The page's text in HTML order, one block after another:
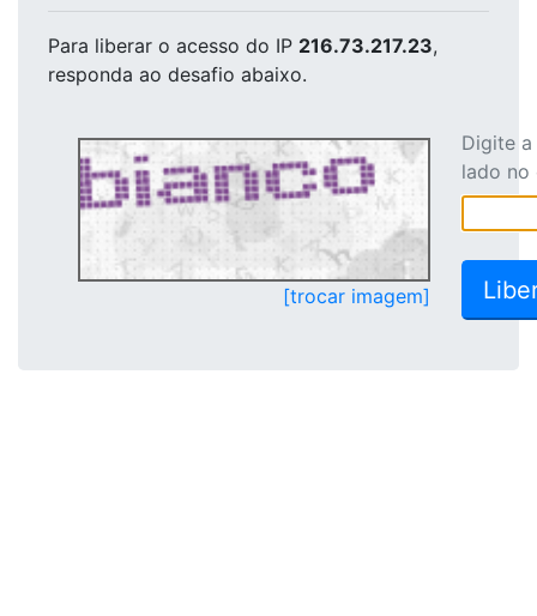
Para liberar o acesso do IP 216.73.217.23,
responda ao desafio abaixo.
[trocar imagem]
Digite
lado no